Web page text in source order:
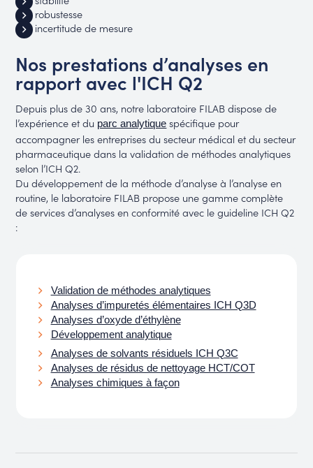
robustesse
incertitude de mesure
Nos prestations d’analyses en
rapport avec l'ICH Q2
Depuis plus de 30 ans, notre laboratoire FILAB dispose de
l’expérience et du parc analytique spécifique pour
accompagner les entreprises du secteur médical et du secteur
pharmaceutique dans la validation de méthodes analytiques
selon l’ICH Q2.
Du développement de la méthode d’analyse à l’analyse en
routine, le laboratoire FILAB propose une gamme complète
de services d’analyses en conformité avec le guideline ICH Q2
:
Validation de méthodes analytiques
Analyses d’impuretés élémentaires ICH Q3D
Analyses d’oxyde d’éthylène
Développement analytique
Analyses de solvants résiduels ICH Q3C
Analyses de résidus de nettoyage HCT/COT
Analyses chimiques à façon